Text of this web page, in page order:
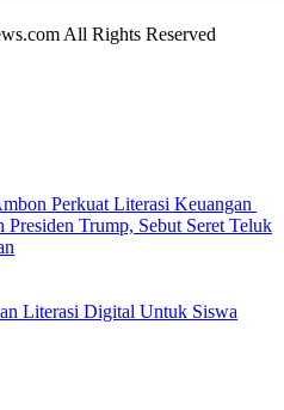
All Rights Reserved
Perkuat Literasi Keuangan
Trump, Sebut Seret Teluk
Literasi Digital Untuk Siswa